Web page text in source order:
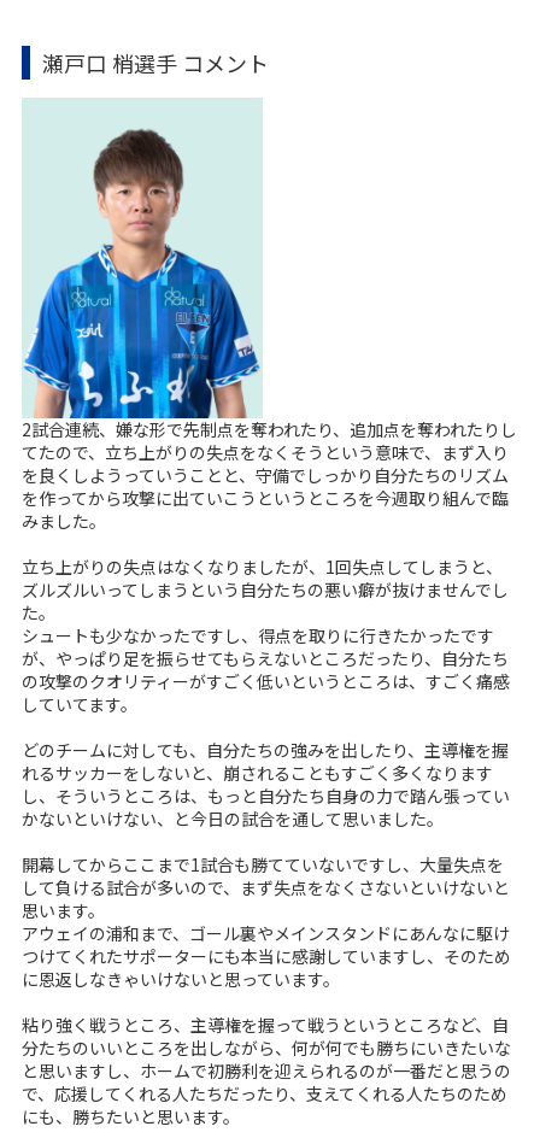
瀬戸口 梢選手 コメント
2試合連続、嫌な形で先制点を奪われたり、追加点を奪われたりし
てたので、立ち上がりの失点をなくそうという意味で、まず入り
を良くしようっていうことと、守備でしっかり自分たちのリズム
を作ってから攻撃に出ていこうというところを今週取り組んで臨
みました。
立ち上がりの失点はなくなりましたが、1回失点してしまうと、
ズルズルいってしまうという自分たちの悪い癖が抜けませんでし
た。
シュートも少なかったですし、得点を取りに行きたかったです
が、やっぱり足を振らせてもらえないところだったり、自分たち
の攻撃のクオリティーがすごく低いというところは、すごく痛感
していてます。
どのチームに対しても、自分たちの強みを出したり、主導権を握
れるサッカーをしないと、崩されることもすごく多くなります
し、そういうところは、もっと自分たち自身の力で踏ん張ってい
かないといけない、と今日の試合を通して思いました。
開幕してからここまで1試合も勝てていないですし、大量失点を
して負ける試合が多いので、まず失点をなくさないといけないと
思います。
アウェイの浦和まで、ゴール裏やメインスタンドにあんなに駆け
つけてくれたサポーターにも本当に感謝していますし、そのため
に恩返しなきゃいけないと思っています。
粘り強く戦うところ、主導権を握って戦うというところなど、自
分たちのいいところを出しながら、何が何でも勝ちにいきたいな
と思いますし、ホームで初勝利を迎えられるのが一番だと思うの
で、応援してくれる人たちだったり、支えてくれる人たちのため
にも、勝ちたいと思います。